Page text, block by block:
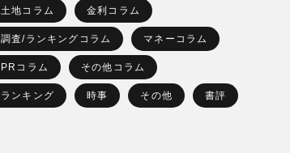
土地コラム 金利コラム
調査/ランキングコラム マネーコラム
PRコラム その他コラム
ランキング 時事 その他 書評